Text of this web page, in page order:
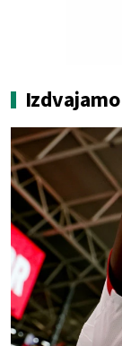
Izdvajamo